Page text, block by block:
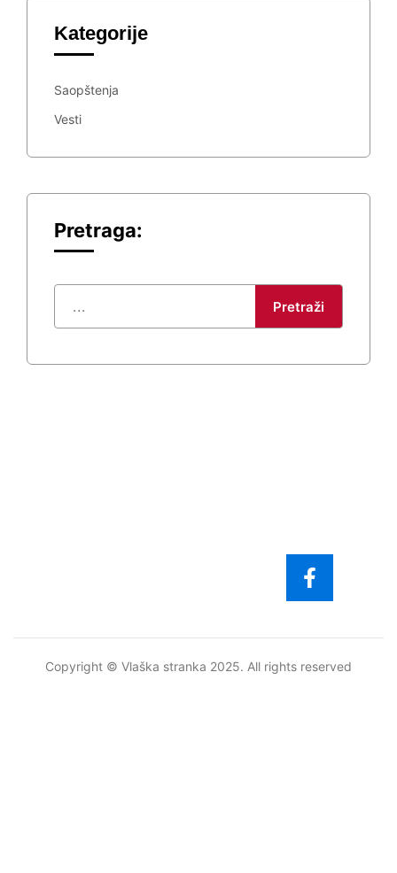
Kategorije
Saopštenja
Vesti
Pretraga:
Pretraži
Serbia
Copyright © Vlaška stranka 2025. All rights reserved